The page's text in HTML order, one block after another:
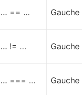
… == … Gauche
… != … Gauche
… === … Gauche